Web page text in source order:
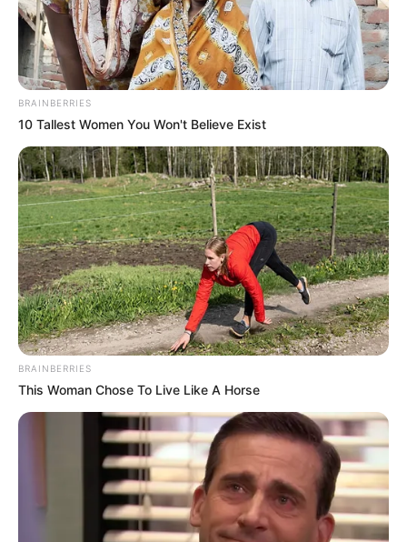
BRAINBERRIES
10 Tallest Women You Won't Believe Exist
BRAINBERRIES
This Woman Chose To Live Like A Horse